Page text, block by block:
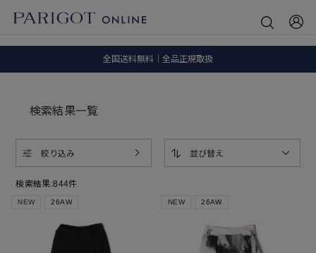
8.5 wedに会員プログラムが生まれ変わります！
検索結果一覧
検索結果:844件
絞り込み 並び替え
NEW 26AW NEW 26AW